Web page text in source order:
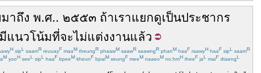
มาถึง พ.ศ.. ๒๕๕๓ ถ้าเราแยกดูเป็นประชากร
มีแนวโน้มที่จะไม่แต่งงานแล้ว
H sipL saamR reuuayF maaM theungR phaawM saawR saawngR phanM haaF raawyH haaF sipL saamR
M yooH seeL sipL haaF bpeeM kheunF bpaiM seungF meeM naaeoM no:hmH theeF jaL maiF dtaengL